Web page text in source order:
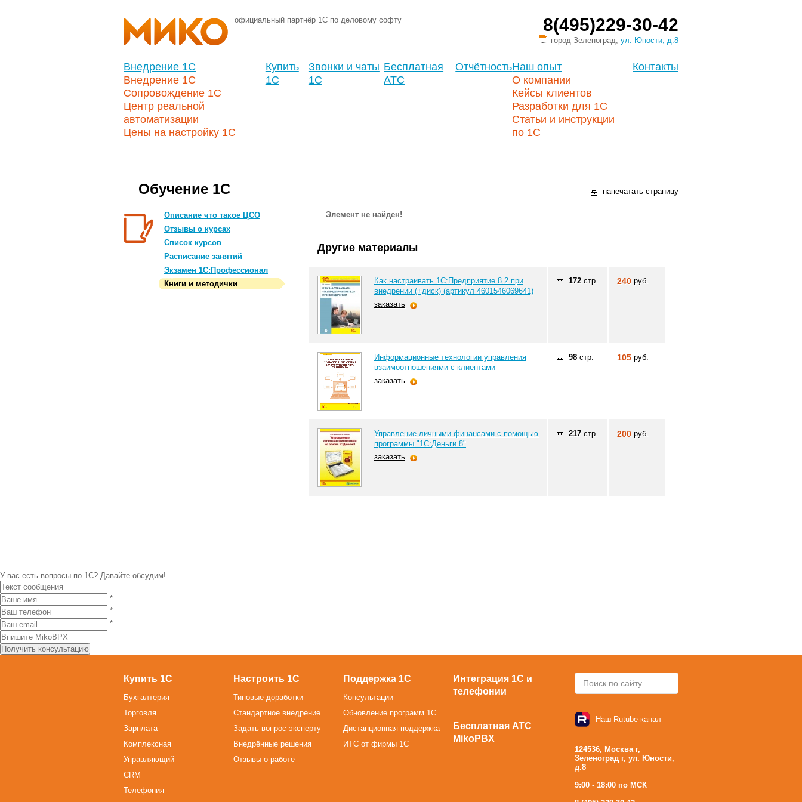
официальный партнёр 1С по деловому софту 8(495)229-30-42
город Зеленоград, ул. Юности, д.8
Внедрение 1С
Внедрение 1С
Сопровождение 1С
Центр реальной
автоматизации
Цены на настройку 1С
Купить
1С
Звонки и чаты
1С
Бесплатная
АТС
ОтчётностьНаш опыт
О компании
Кейсы клиентов
Разработки для 1С
Статьи и инструкции
по 1С
Контакты
Обучение 1С
Описание что такое ЦСО
Отзывы о курсах
Список курсов
Расписание занятий
Экзамен 1С:Профессионал
Книги и методички
напечатать страницу
Элемент не найден!
Другие материалы
Как настраивать 1С:Предприятие 8.2 при
внедрении (+диск) (артикул 4601546069641)
заказать
172 стр. 240 руб.
Информационные технологии управления
взаимоотношениями с клиентами
заказать
98 стр. 105 руб.
Управление личными финансами с помощью
программы "1С:Деньги 8"
заказать
217 стр. 200 руб.
У вас есть вопросы по 1С? Давайте обсудим!
*
*
*
Купить 1С
Бухгалтерия
Торговля
Зарплата
Комплексная
Управляющий
CRM
Телефония
Настроить 1С
Типовые доработки
Стандартное внедрение
Задать вопрос эксперту
Внедрённые решения
Отзывы о работе
Поддержка 1С
Консультации
Обновление программ 1С
Дистанционная поддержка
ИТС от фирмы 1С
Интеграция 1С и
телефонии
Бесплатная АТС
MikoPBX
Наш Rutube-канал
124536, Москва г,
Зеленоград г, ул. Юности,
д.8
9:00 - 18:00 по МСК